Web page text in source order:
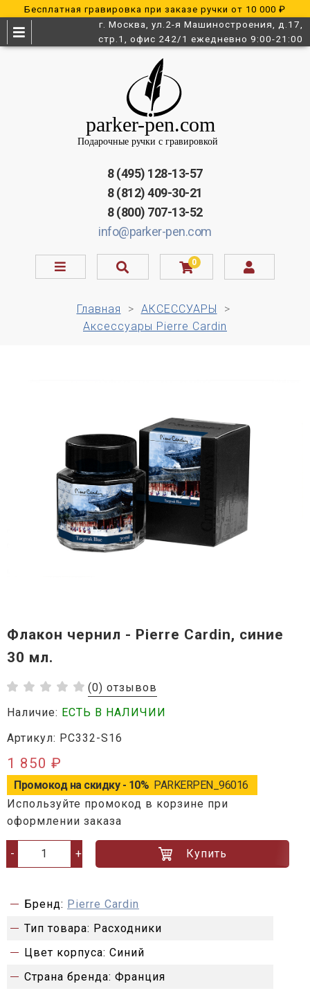
Бесплатная гравировка при заказе ручки от 10 000 ₽
г. Москва, ул.2-я Машиностроения, д.17,
стр.1, офис 242/1 ежедневно 9:00-21:00
8 (495) 128-13-57
8 (812) 409-30-21
8 (800) 707-13-52
info@parker-pen.com
0
Главная
АКСЕССУАРЫ
Аксессуары Pierre Cardin
Флакон чернил - Pierre Cardin, синие
30 мл.
(0) отзывов
Наличие: ЕСТЬ В НАЛИЧИИ
Артикул: PC332-S16
1 850 ₽
Промокод на скидку - 10% PARKERPEN_96016
Используйте промокод в корзине при
оформлении заказа
- + Купить
Бренд: Pierre Cardin
Тип товара: Расходники
Цвет корпуса: Синий
Страна бренда: Франция